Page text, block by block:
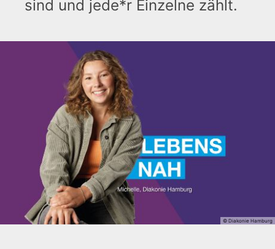
sind und jede*r Einzelne zählt.
© Diakonie Hamburg